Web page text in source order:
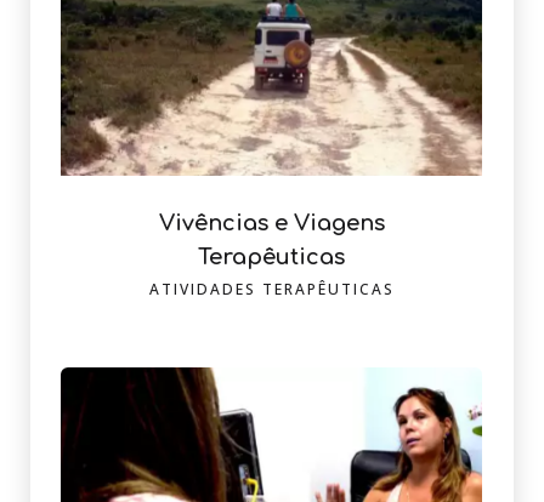
Vivências e Viagens
Terapêuticas
ATIVIDADES TERAPÊUTICAS